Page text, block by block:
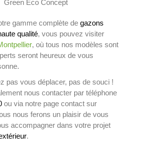
gamme complète de gazons
qualité, vous pouvez visiter
, où tous nos modèles sont
seront heureux de vous
pas vous déplacer, pas de souci !
nous contacter par téléphone
ou via notre page contact sur
nous ferons un plaisir de vous
accompagner dans votre projet
.